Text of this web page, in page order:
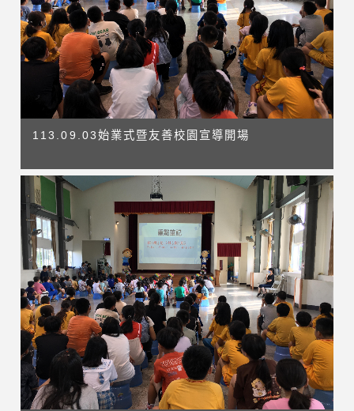
113.09.03始業式暨友善校園宣導開場